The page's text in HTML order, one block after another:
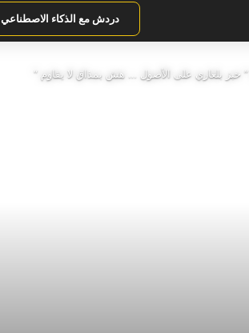
دردش مع الذكاء الاصطناعي
” خبز بلغاري على الأصول … هش بمذاق لا يقاوم “